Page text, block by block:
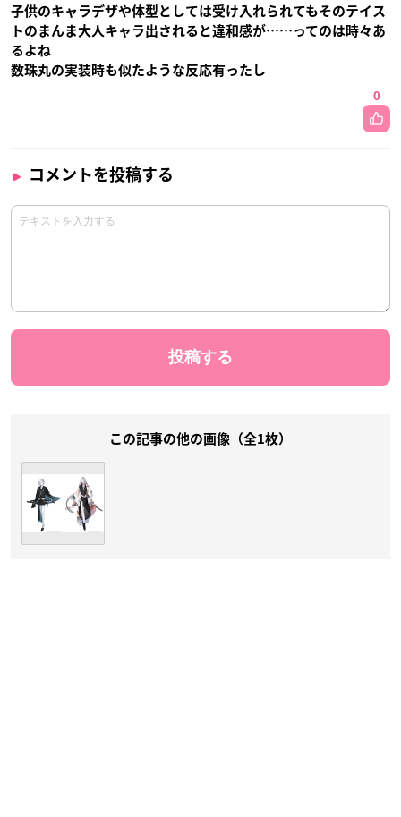
子供のキャラデザや体型としては受け入れられてもそのテイス
トのまんま大人キャラ出されると違和感が……ってのは時々あ
るよね
数珠丸の実装時も似たような反応有ったし
0
コメントを投稿する
この記事の他の画像（全1枚）